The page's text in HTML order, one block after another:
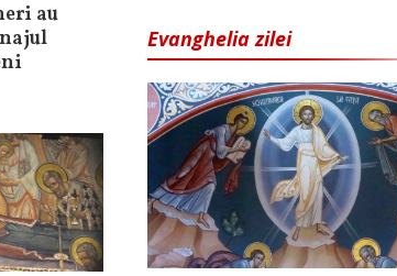
au
Evanghelia zilei